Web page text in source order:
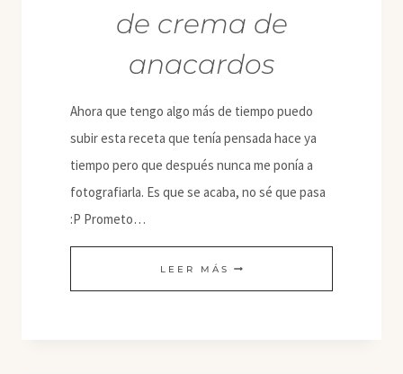
de crema de
anacardos
Ahora que tengo algo más de tiempo puedo
subir esta receta que tenía pensada hace ya
tiempo pero que después nunca me ponía a
fotografiarla. Es que se acaba, no sé que pasa
:P Prometo…
LEER MÁS INVOLTINI
DE